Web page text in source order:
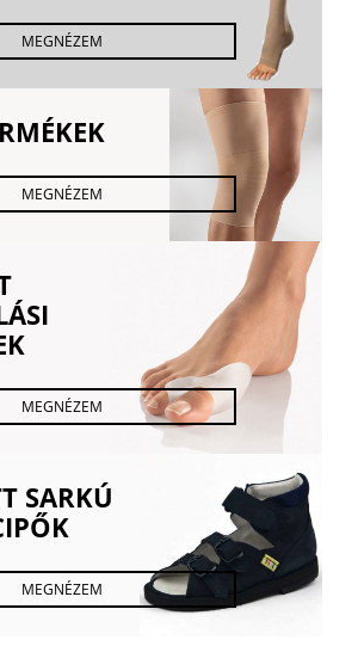
MEGNÉZEM
MEGNÉZEM
MEGNÉZEM
SARKÚ
MEGNÉZEM